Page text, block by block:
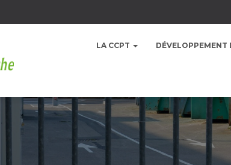
LA CCPT DÉVELOPPEMENT